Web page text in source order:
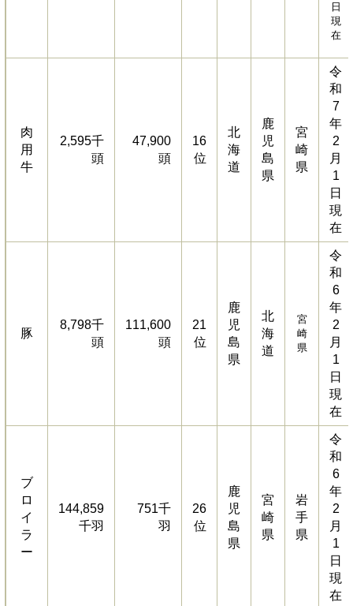
日
現
在
肉
用
牛
2,595千
頭
47,900
頭
16
位
北
海
道
鹿
児
島
県
宮
崎
県
令
和
7
年
2
月
1
日
現
在
豚
8,798千
頭
111,600
頭
21
位
鹿
児
島
県
北
海
道
宮
崎
県
令
和
6
年
2
月
1
日
現
在
ブ
ロ
イ
ラ
ー
144,859
千羽
751千
羽
26
位
鹿
児
島
県
宮
崎
県
岩
手
県
令
和
6
年
2
月
1
日
現
在